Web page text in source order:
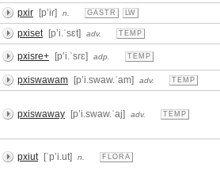
pxir
[pʼiɾ] n. GASTR LW
pxiset
[pʼi.ˈsɛt] adv. TEMP
pxisre+ [pʼi.ˈsɾɛ] adp. TEMP
pxiswawam
[pʼi.swaw.ˈam] adv. TEMP
pxiswaway [pʼi.swaw.ˈaj] adv. TEMP
pxiut [ˈpʼi.ut] n. FLORA